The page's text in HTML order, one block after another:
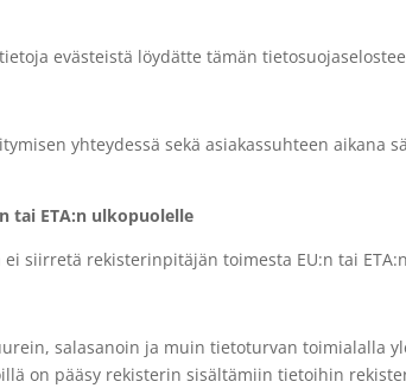
evästeistä löydätte tämän
yhteydessä sekäasiakassuhteen aikana
tai ETA:n ulkopuolelle
siirretä rekisterinpitäjän toimesta EU:n tai
salasanoin ja muintietoturvan toimialalla
on pääsy rekisterin sisältämiin tietoihin